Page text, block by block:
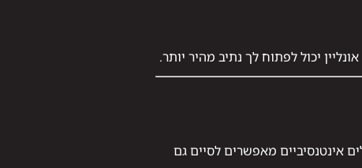
יכול לפתוח לך נתיב מהיר יותר.
אינטנסיביים מאפשרים לסיים גם